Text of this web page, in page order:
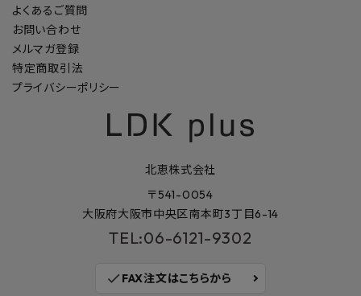
よくあるご質問
お問い合わせ
メルマガ登録
特定商取引法
プライバシーポリシー
北恵株式会社
〒541-0054
大阪府大阪市中央区南本町3丁目6-14
TEL:06-6121-9302
check FAX注文はこちらから